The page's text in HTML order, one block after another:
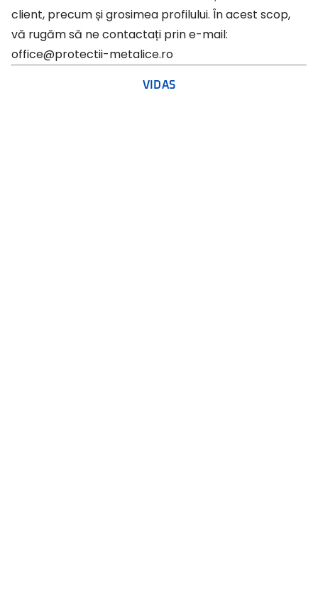
client, precum și grosimea profilului. În acest scop,
vă rugăm să ne contactați prin e-mail:
office@protectii-metalice.ro
VIDAS